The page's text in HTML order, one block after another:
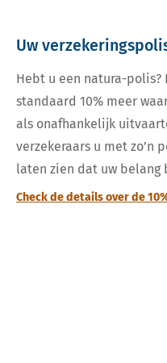
Uw
Hebt u een natura-polis?
standaard 10% meer
als onafhankelijk
verzekeraars u met zo’n
laten zien dat uw belang
Check de details over de